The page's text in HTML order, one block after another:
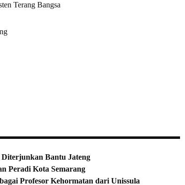
Terang Bangsa
Bantu Jateng
Peradi Kota Semarang
Profesor Kehormatan dari Unissula